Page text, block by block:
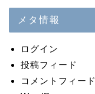
メタ情報
ログイン
投稿フィード
コメントフィード